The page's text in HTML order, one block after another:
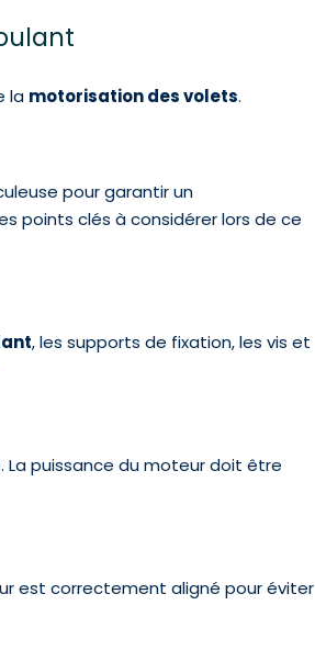
la motorisation des volets.
pour garantir un
points clés à considérer lors de ce
, les supports de fixation, les vis et
puissance du moteur doit être
est correctement aligné pour éviter